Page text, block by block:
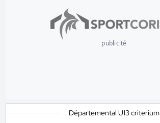
publicité
Départemental U13 criterium